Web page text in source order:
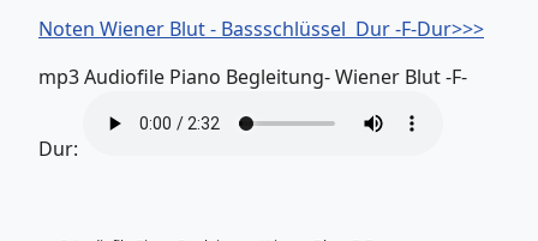
Noten Wiener Blut - Bassschlüssel Dur -F-Dur>>>
mp3 Audiofile Piano Begleitung- Wiener Blut -F-
Dur: